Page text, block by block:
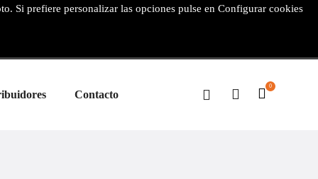
Si prefiere personalizar las opciones pulse en Configurar cookies
Contacto
0